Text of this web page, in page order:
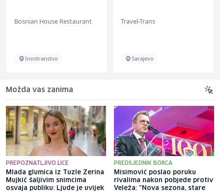
Bosnian House Restaurant
Inostranstvo
Travel-Trans
Sarajevo
Možda vas zanima
PREPOZNATLJIVO LICE
Mlada glumica iz Tuzle Zerina
Mujkić šaljivim snimcima
osvaja publiku: Ljude je uvijek
PREDSJEDNIK BORCA
Misimović poslao poruku
rivalima nakon pobjede protiv
Veleža: "Nova sezona, stare